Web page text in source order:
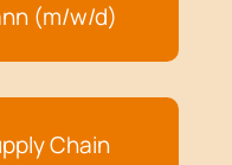
(m/w/d)
Chain